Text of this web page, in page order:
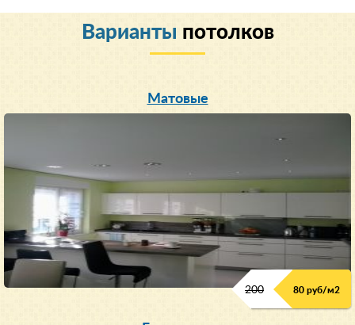
Варианты потолков
Матовые
200 80 руб/м2